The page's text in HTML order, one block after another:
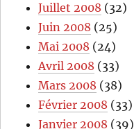
Juillet 2008 (32)
Juin 2008 (25)
Mai 2008 (24)
Avril 2008 (33)
Mars 2008 (38)
Février 2008 (33)
Janvier 2008 (39)